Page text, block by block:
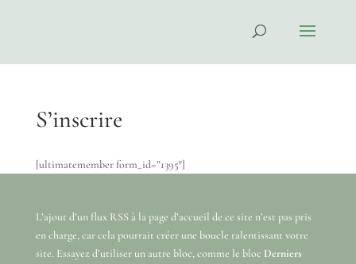
S’inscrire
[ultimatemember form_id=”1395″]
L’ajout d’un flux RSS à la page d’accueil de ce site n’est pas pris
en charge, car cela pourrait créer une boucle ralentissant votre
site. Essayez d’utiliser un autre bloc, comme le bloc Derniers